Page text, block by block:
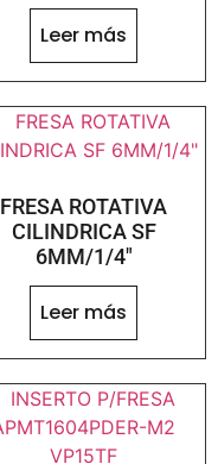
Leer más
FRESA ROTATIVA
CILINDRICA SF
6MM/1/4″
Leer más